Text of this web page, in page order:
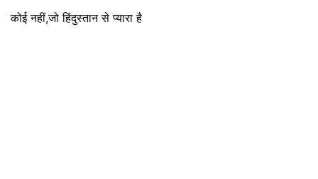
कोई नहीं,जो हिंदुस्तान से प्यारा है